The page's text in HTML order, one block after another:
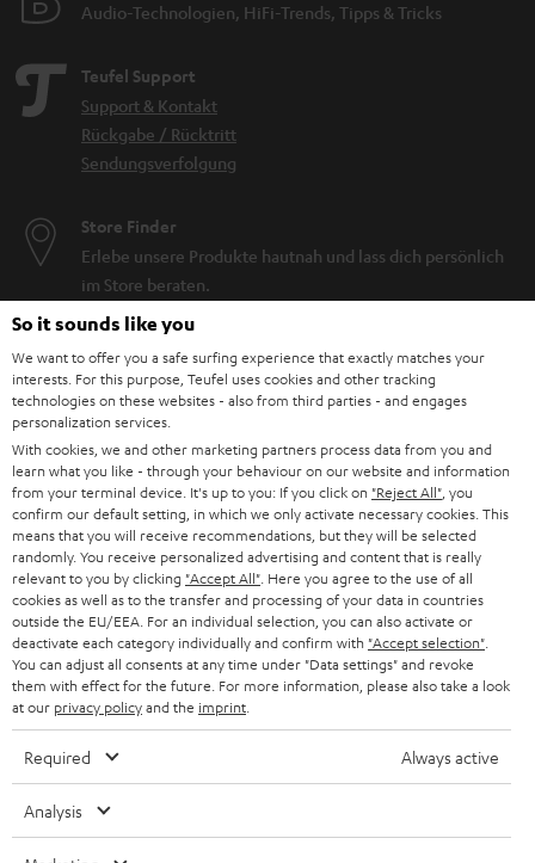
Audio-Technologien, HiFi-Trends, Tipps & Tricks
Teufel Support
Support & Kontakt
Rückgabe / Rücktritt
Sendungsverfolgung
Store Finder
Erlebe unsere Produkte hautnah und lass dich persönlich
im Store beraten.
BIS ZU
45 €
RABATT
N
e
w
s
l
e
t
e
Wähle deinen Gutschein!
Melde dich für den Newsletter an und erhalte bis zu
45 € als Dankeschön.
EMAIL
WIDGET
JETZT
So it sounds like you
We want to offer you a safe surfing experience that exactly matches your
interests. For this purpose, Teufel uses cookies and other tracking
technologies on these websites - also from third parties - and engages
personalization services.
With cookies, we and other marketing partners process data from you and
learn what you like - through your behaviour on our website and information
from your terminal device. It's up to you: If you click on "Reject All" , you
confirm our default setting, in which we only activate necessary cookies. This
means that you will receive recommendations, but they will be selected
randomly. You receive personalized advertising and content that is really
relevant to you by clicking "Accept All" . Here you agree to the use of all
cookies as well as to the transfer and processing of your data in countries
outside the EU/EEA. For an individual selection, you can also activate or
deactivate each category individually and confirm with "Accept selection"
You can adjust all consents at any time under "Data settings" and revoke
them with effect for the future. For more information, please also take a look
at our privacy policyand the imprint
Required Always active
Analysis